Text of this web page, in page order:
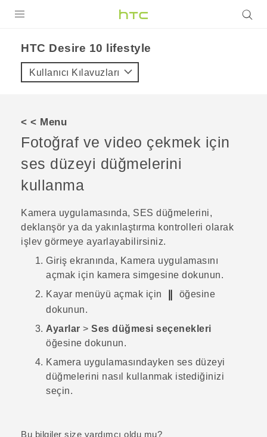
VIVE
VIVERSE
DESTEK
HTC Desire 10 lifestyle‎
Kullanıcı Kılavuzları
< < Menu
Fotoğraf ve video çekmek için
ses düzeyi düğmelerini
kullanma
Kamera uygulamasında, SES düğmelerini,
deklanşör ya da yakınlaştırma kontrolleri olarak
işlev görmeye ayarlayabilirsiniz.
Giriş ekranında, Kamera uygulamasını
açmak için kamera simgesine dokunun.
Kayar menüyü açmak için
öğesine
dokunun.
Ayarlar > Ses düğmesi seçenekleri
öğesine dokunun.
Kamera uygulamasındayken ses düzeyi
düğmelerini nasıl kullanmak istediğinizi
seçin.
Bu bilgiler size yardımcı oldu mu?